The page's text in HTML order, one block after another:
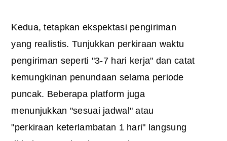
Kedua, tetapkan ekspektasi pengiriman
yang realistis. Tunjukkan perkiraan waktu
pengiriman seperti "3-7 hari kerja" dan catat
kemungkinan penundaan selama periode
puncak. Beberapa platform juga
menunjukkan "sesuai jadwal" atau
"perkiraan keterlambatan 1 hari" langsung